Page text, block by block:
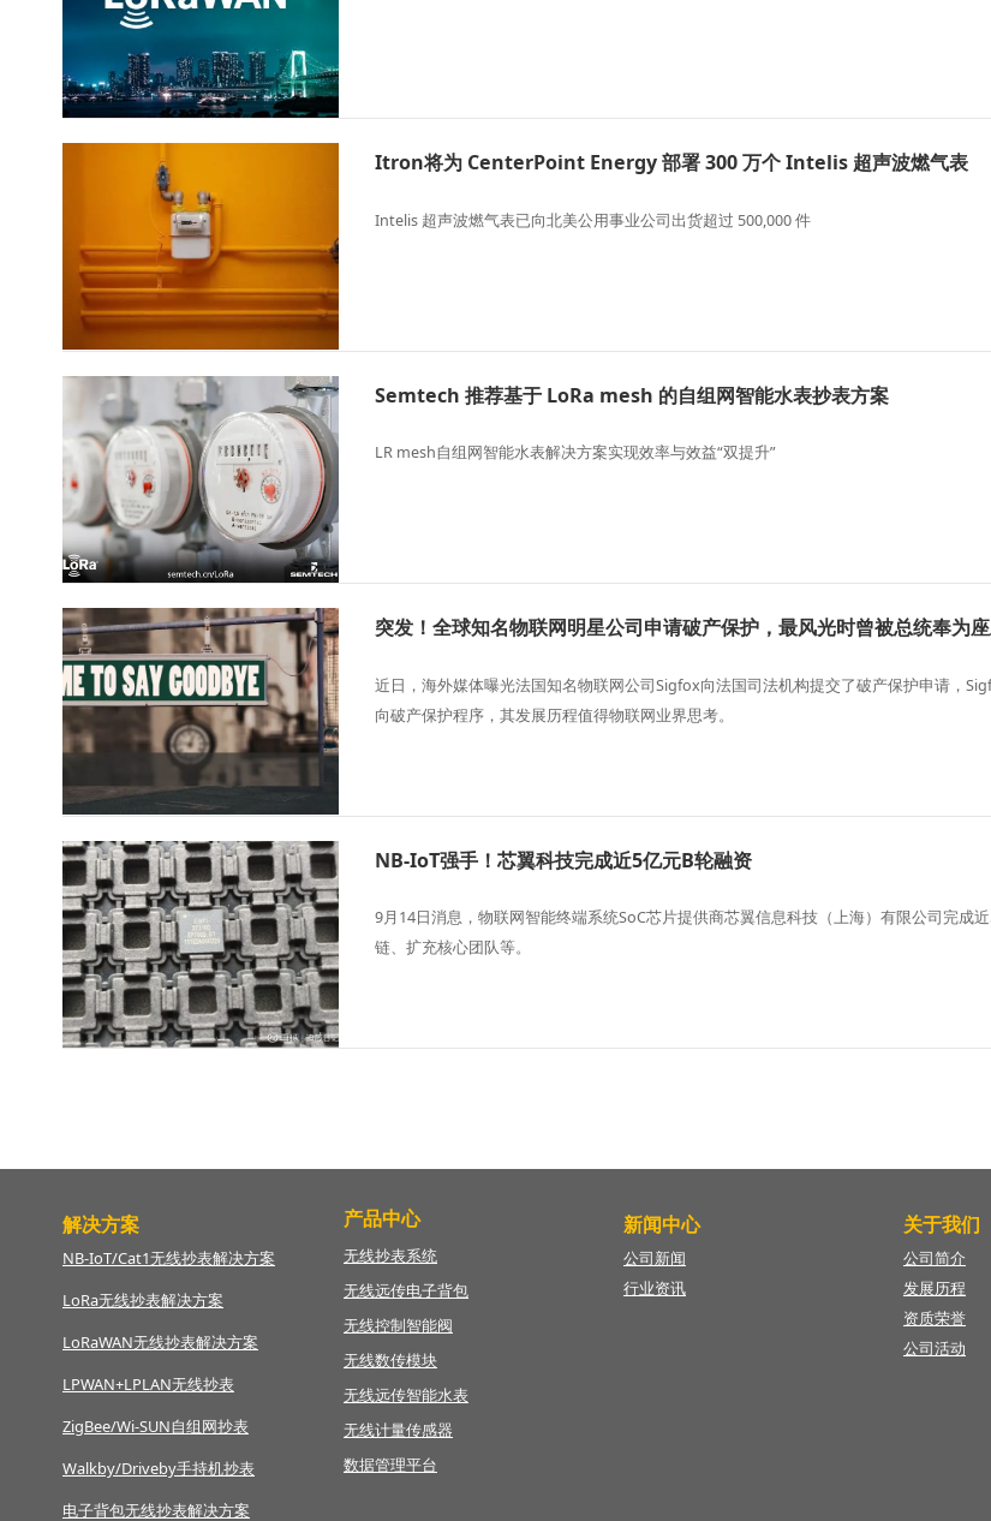
Itron将为 CenterPoint Energy 部署 300 万个 Intelis 超声波燃气表
Intelis 超声波燃气表已向北美公用事业公司出货超过 500,000 件
Semtech 推荐基于 LoRa mesh 的自组网智能水表抄表方案
LR mesh自组网智能水表解决方案实现效率与效益“双提升”
突发！全球知名物联网明星公司申请破产保护，最风光时曾被总统奉为
近日，海外媒体曝光法国知名物联网公司Sigfox向法国司法机构提交了破产保护申请，
向破产保护程序，其发展历程值得物联网业界思考。
NB-IoT强手！芯翼科技完成近5亿元B轮融资
9月14日消息，物联网智能终端系统SoC芯片提供商芯翼信息科技（上海）有限公司完
链、扩充核心团队等。
解决方案
NB-IoT/Cat1无线抄表解决方案
LoRa无线抄表解决方案
LoRaWAN无线抄表解决方案
LPWAN+LPLAN无线抄表
ZigBee/Wi-SUN自组网抄表
Walkby/Driveby手持机抄表
电子背包无线抄表解决方案
产品中心
无线抄表系统
无线远传电子背包
无线控制智能阀
无线数传模块
无线远传智能水表
无线计量传感器
数据管理平台
新闻中心
公司新闻
行业资讯
关于我们
公司简介
发展历程
资质荣誉
公司活动